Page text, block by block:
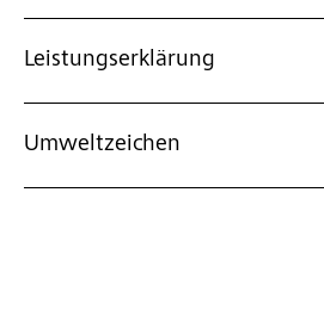
Leistungserklärung
Umweltzeichen